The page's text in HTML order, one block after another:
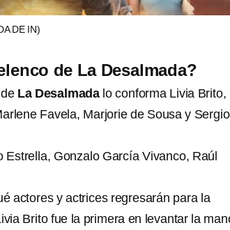
DE IN)
de La Desalmada?
La Desalmada lo conforma Livia Brito,
Favela, Marjorie de Sousa y Sergio
Estrella, Gonzalo García Vivanco, Raúl
actores y actrices regresarán para la
Brito fue la primera en levantar la